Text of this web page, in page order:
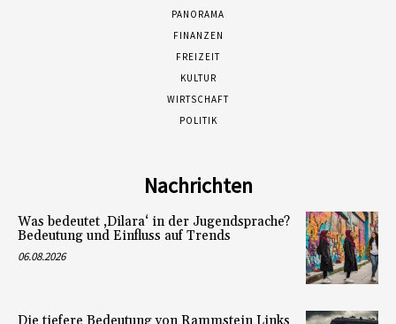
PANORAMA
FINANZEN
FREIZEIT
KULTUR
WIRTSCHAFT
POLITIK
Nachrichten
Was bedeutet ‚Dilara‘ in der Jugendsprache?
Bedeutung und Einfluss auf Trends
06.08.2026